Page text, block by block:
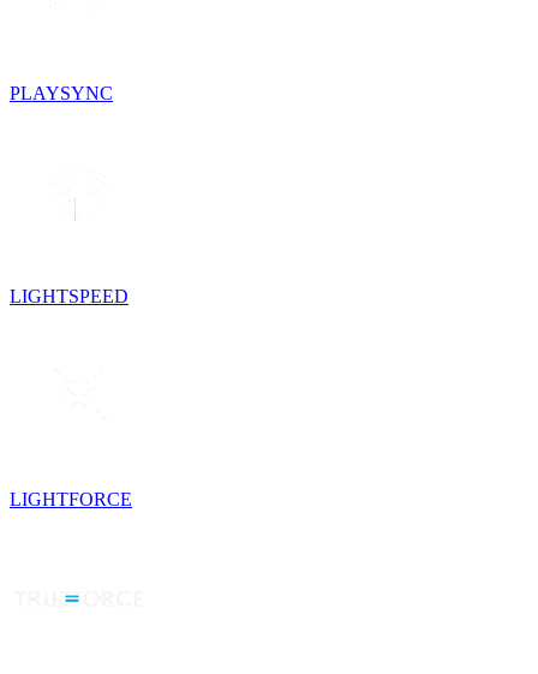
PLAYSYNC
LIGHTSPEED
LIGHTFORCE